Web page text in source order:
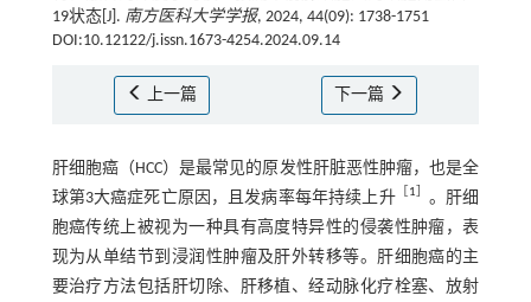
19状态[J]. 南方医科大学学报, 2024, 44(09): 1738-1751
DOI:10.12122/j.issn.1673-4254.2024.09.14
上一篇 下一篇
肝细胞癌（HCC）是最常见的原发性肝脏恶性肿瘤，也是全
球第3大癌症死亡原因，且发病率每年持续上升［1］ 。肝细
胞癌传统上被视为一种具有高度特异性的侵袭性肿瘤，表
现为从单结节到浸润性肿瘤及肝外转移等。肝细胞癌的主
要治疗方法包括肝切除、肝移植、经动脉化疗栓塞、放射